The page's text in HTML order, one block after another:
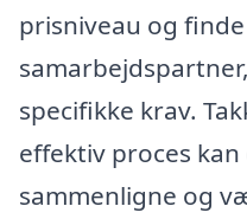
prisniveau og
specifikke krav.
effektiv proces
sammenligne og